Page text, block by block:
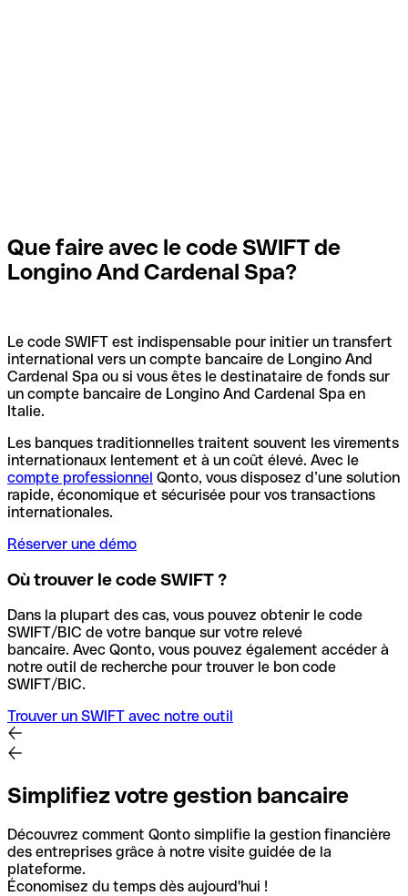
Que faire avec le code SWIFT de
Longino And Cardenal Spa?
Le code SWIFT est indispensable pour initier un transfert
international vers un compte bancaire de Longino And
Cardenal Spa ou si vous êtes le destinataire de fonds sur
un compte bancaire de Longino And Cardenal Spa en
Italie.
Les banques traditionnelles traitent souvent les virements
internationaux lentement et à un coût élevé. Avec le
compte professionnel Qonto, vous disposez d’une solution
rapide, économique et sécurisée pour vos transactions
internationales.
Réserver une démo
Où trouver le code SWIFT ?
Dans la plupart des cas, vous pouvez obtenir le code
SWIFT/BIC de votre banque sur votre relevé
bancaire. Avec Qonto, vous pouvez également accéder à
notre outil de recherche pour trouver le bon code
SWIFT/BIC.
Trouver un SWIFT avec notre outil
Simplifiez votre gestion bancaire
Découvrez comment Qonto simplifie la gestion financière
des entreprises grâce à notre visite guidée de la
plateforme.
Économisez du temps dès aujourd'hui !